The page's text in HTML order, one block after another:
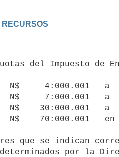
determinados por la